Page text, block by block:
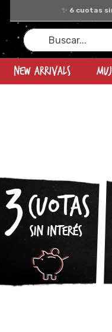
Buscar...
New Arrivals